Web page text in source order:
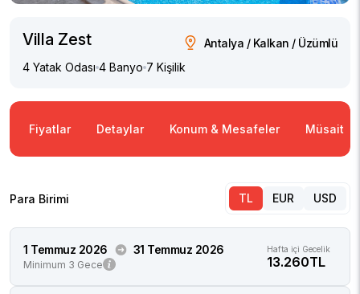
Villa Zest
Antalya / Kalkan / Üzümlü
4 Yatak Odası 4 Banyo 7 Kişilik
Fiyatlar Detaylar Konum & Mesafeler Müsaitlik
Para Birimi TL EUR USD
1 Temmuz 2026 31 Temmuz 2026
Minimum 3 Gece
Hafta içi Gecelik
13.260TL